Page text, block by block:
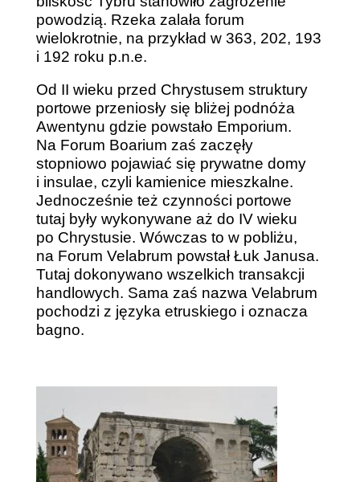
powodzią. Rzeka zalała forum
wielokrotnie, na przykład w 363, 202, 193
i 192 roku p.n.e.
Od II wieku przed Chrystusem struktury
portowe przeniosły się bliżej podnóża
Awentynu gdzie powstało Emporium.
Na Forum Boarium zaś zaczęły
stopniowo pojawiać się prywatne domy
i insulae, czyli kamienice mieszkalne.
Jednocześnie też czynności portowe
tutaj były wykonywane aż do IV wieku
po Chrystusie. Wówczas to w pobliżu,
na Forum Velabrum powstał Łuk Janusa.
Tutaj dokonywano wszelkich transakcji
handlowych. Sama zaś nazwa Velabrum
pochodzi z języka etruskiego i oznacza
bagno.